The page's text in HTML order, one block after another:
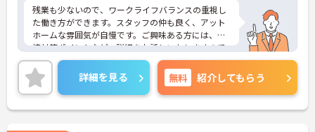
残業も少ないので、ワークライフバランスの重視し
た働き方ができます。スタッフの仲も良く、アット
ホームな雰囲気が自慢です。ご興味ある方には、面
接対策ポイントなど、詳細をお話しいたしますので
お気軽にご相談ください。
詳細を見る 無料 紹介してもらう